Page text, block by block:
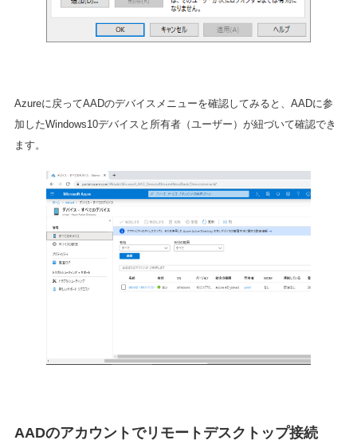
Azureに戻ってAADのデバイスメニューを確認してみると、AADに参
加したWindows10デバイスと所有者（ユーザー）が紐づいて確認でき
ます。
AADのアカウントでリモートデスクトップ接続